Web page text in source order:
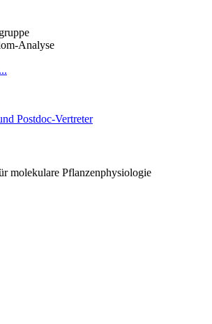
Analyse
Postdoc-Vertreter
molekulare Pflanzenphysiologie